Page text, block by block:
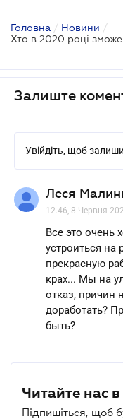
Головна / Новини /
Хто в 2020 році
Залиште
Увійдіть, щоб
Леся
12.46, 8 Червня
Все это очень
устроиться на
прекрасную
крах... Мы на
отказ, причин
доработать?
быть?
Читайте нас
Підпишіться, щоб